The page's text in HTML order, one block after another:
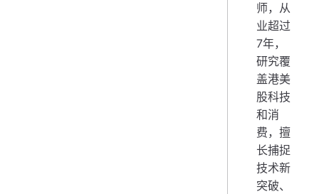
师，从
业超过
7年，
研究覆
盖港美
股科技
和消
费，擅
长捕捉
技术新
突破、